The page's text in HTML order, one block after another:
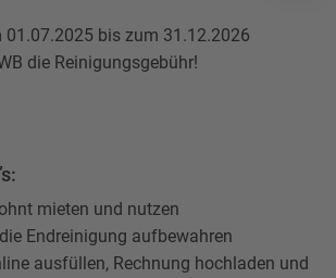
bis zum 31.12.2026
die Reinigungsgebühr!
mieten und nutzen
Endreinigung aufbewahren
ausfüllen, Rechnung hochladen und